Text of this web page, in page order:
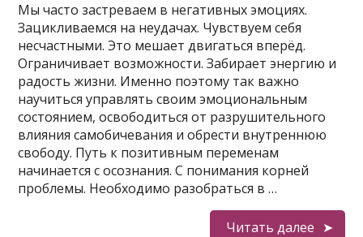
Мы часто застреваем в негативных эмоциях.
Зацикливаемся на неудачах. Чувствуем себя
несчастными. Это мешает двигаться вперёд.
Ограничивает возможности. Забирает энергию и
радость жизни. Именно поэтому так важно
научиться управлять своим эмоциональным
состоянием, освободиться от разрушительного
влияния самобичевания и обрести внутреннюю
свободу. Путь к позитивным переменам
начинается с осознания. С понимания корней
проблемы. Необходимо разобраться в …
Читать далее